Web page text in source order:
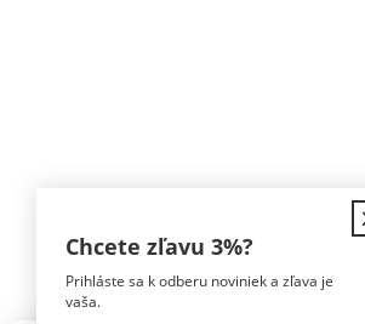
Tomáš Hula
Chcete zľavu 3%?
Prihláste sa k odberu noviniek a zľava je
vaša.